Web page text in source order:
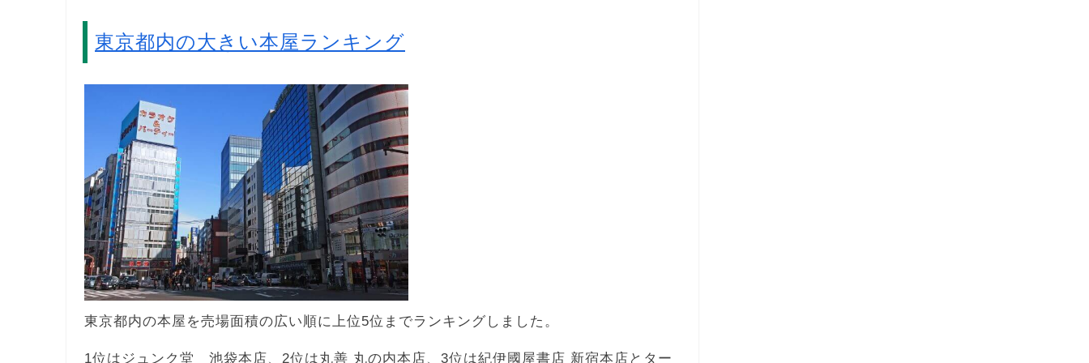
東京都内の大きい本屋ランキング
東京都内の本屋を売場面積の広い順に上位5位までランキングしました。
1位はジュンク堂 池袋本店、2位は丸善 丸の内本店、3位は紀伊國屋書店 新宿本店とター